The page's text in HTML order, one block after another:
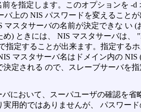
前を指定します。このオプションを -d
バ上の NIS パスワードを変えることが
マスタサーバの名前が決定できな い
め) ときには、 NIS マスタサーバは、
指定することが出来ます。指定する
マスタサーバ名はドメイン内の
決定される ので、スレーブサーバを指
バにおいて、スーパユーザの確認を省
実用的ではありませんが、 パスワー